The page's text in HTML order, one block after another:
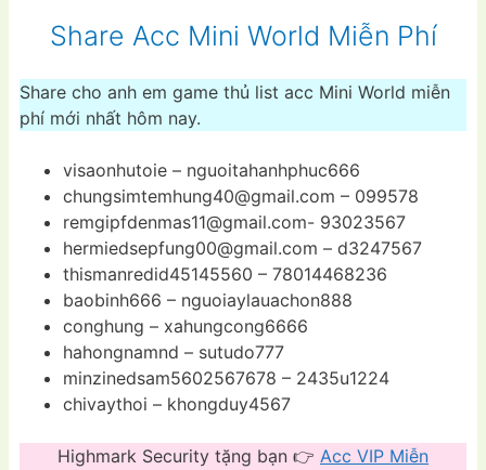
Share Acc Mini World Miễn Phí
Share cho anh em game thủ list acc Mini World miễn
phí mới nhất hôm nay.
visaonhutoie – nguoitahanhphuc666
chungsimtemhung40@gmail.com – 099578
remgipfdenmas11@gmail.com- 93023567
hermiedsepfung00@gmail.com – d3247567
thismanredid45145560 – 78014468236
baobinh666 – nguoiaylauachon888
conghung – xahungcong6666
hahongnamnd – sutudo777
minzinedsam5602567678 – 2435u1224
chivaythoi – khongduy4567
Highmark Security tặng bạn 👉 Acc VIP Miễn